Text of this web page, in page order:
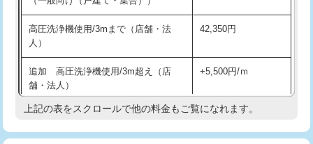
持込商品取付（単水栓） 13,200円
持込商品取付（混合水栓）
持込商品取付（浄水器・分岐水栓） 16,500円
持込商品取付（温水洗浄便座） 22,000円
持込商品取付（普通便座⇔温水洗浄便
22,000円
高圧洗浄機使用/3mまで（店舗・法
人）
42,350円
追加 高圧洗浄機使用/3m超え（店
舗・法人）
+5,500円/ｍ
高度高圧洗浄換 現地調査
上記の表をスクロールで他の料金もご覧になれます。